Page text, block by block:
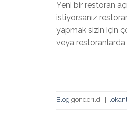
Yeni bir restoran
istiyorsanız
yapmak sizin için
veya restoranlarda
Blog gönderildi